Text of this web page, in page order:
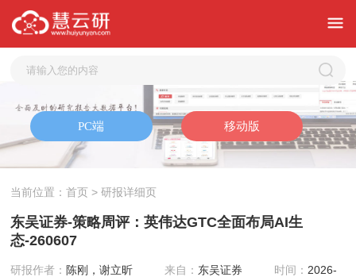
当前位置：首页 > 研报详细页
东吴证券-策略周评：英伟达GTC全面布局AI生
态-260607
研报作者： 陈刚，谢立昕 来自： 东吴证券 时间： 2026-